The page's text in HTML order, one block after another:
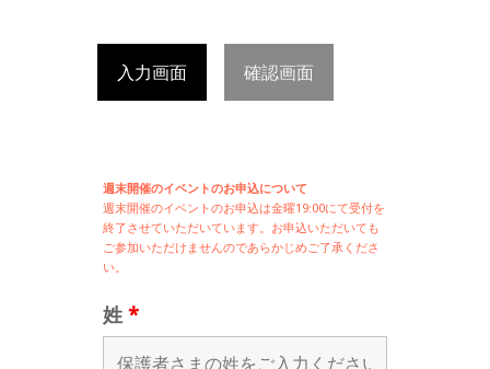
入力画面 確認画面
週末開催のイベントのお申込について
週末開催のイベントのお申込は金曜19:00にて受付を
終了させていただいています。お申込いただいても
ご参加いただけませんのであらかじめご了承くださ
い。
姓 *